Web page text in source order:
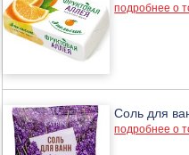
подробнее о
Соль для
подробнее о